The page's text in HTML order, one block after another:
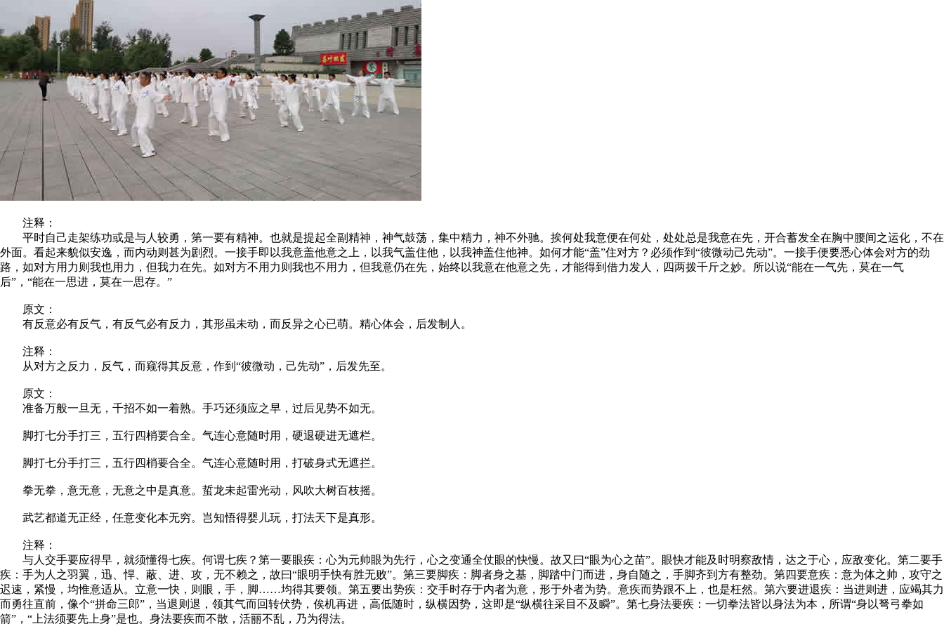
注释：
平时自己走架练功或是与人较勇，第一要有精神。也就是提起全副精神，神气鼓荡，集中精力，神不外驰。挨何处我意便在何处，处处总是我意在先，开合蓄发全在胸中腰间之运化，不在
外面。看起来貌似安逸，而内动则甚为剧烈。一接手即以我意盖他意之上，以我气盖住他，以我神盖住他神。如何才能“盖”住对方？必须作到“彼微动己先动”。一接手便要悉心体会对方的劲
路，如对方用力则我也用力，但我力在先。如对方不用力则我也不用力，但我意仍在先，始终以我意在他意之先，才能得到借力发人，四两拨千斤之妙。所以说“能在一气先，莫在一气
后”，“能在一思进，莫在一思存。”
原文：
有反意必有反气，有反气必有反力，其形虽未动，而反异之心已萌。精心体会，后发制人。
注释：
从对方之反力，反气，而窥得其反意，作到“彼微动，己先动”，后发先至。
原文：
准备万般一旦无，千招不如一着熟。手巧还须应之早，过后见势不如无。
脚打七分手打三，五行四梢要合全。气连心意随时用，硬退硬进无遮栏。
脚打七分手打三，五行四梢要合全。气连心意随时用，打破身式无遮拦。
拳无拳，意无意，无意之中是真意。蜇龙未起雷光动，风吹大树百枝摇。
武艺都道无正经，任意变化本无穷。岂知悟得婴儿玩，打法天下是真形。
注释：
与人交手要应得早，就须懂得七疾。何谓七疾？第一要眼疾：心为元帅眼为先行，心之变通全仗眼的快慢。故又曰“眼为心之苗”。眼快才能及时明察敌情，达之于心，应敌变化。第二要手
疾：手为人之羽翼，迅、悍、蔽、进、攻，无不赖之，故曰“眼明手快有胜无败”。第三要脚疾：脚者身之基，脚踏中门而进，身自随之，手脚齐到方有整劲。第四要意疾：意为体之帅，攻守之
迟速，紧慢，均惟意适从。立意一快，则眼，手，脚……均得其要领。第五要出势疾：交手时存于内者为意，形于外者为势。意疾而势跟不上，也是枉然。第六要进退疾：当进则进，应竭其力
而勇往直前，像个“拼命三郎”，当退则退，领其气而回转伏势，俟机再进，高低随时，纵横因势，这即是“纵横往采目不及瞬”。第七身法要疾：一切拳法皆以身法为本，所谓“身以弩弓拳如
箭”，“上法须要先上身”是也。身法要疾而不散，活丽不乱，乃为得法。